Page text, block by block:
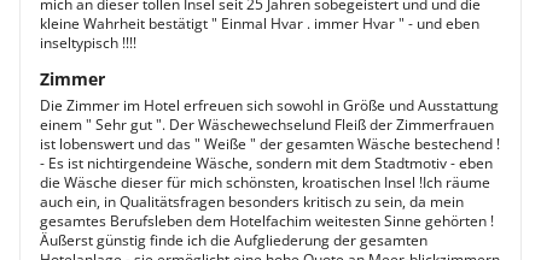
mich an dieser tollen Insel seit 25 Jahren sobegeistert und und die
kleine Wahrheit bestätigt " Einmal Hvar . immer Hvar " - und eben
inseltypisch !!!!
Zimmer
Die Zimmer im Hotel erfreuen sich sowohl in Größe und Ausstattung
einem " Sehr gut ". Der Wäschewechselund Fleiß der Zimmerfrauen
ist lobenswert und das " Weiße " der gesamten Wäsche bestechend !
- Es ist nichtirgendeine Wäsche, sondern mit dem Stadtmotiv - eben
die Wäsche dieser für mich schönsten, kroatischen Insel !Ich räume
auch ein, in Qualitätsfragen besonders kritisch zu sein, da mein
gesamtes Berufsleben dem Hotelfachim weitesten Sinne gehörten !
Äußerst günstig finde ich die Aufgliederung der gesamten